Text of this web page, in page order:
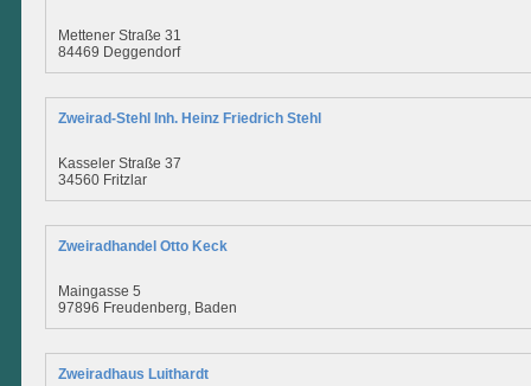
Mettener Straße 31
84469 Deggendorf
Zweirad-Stehl Inh. Heinz Friedrich Stehl
Kasseler Straße 37
34560 Fritzlar
Zweiradhandel Otto Keck
Maingasse 5
97896 Freudenberg, Baden
Zweiradhaus Luithardt